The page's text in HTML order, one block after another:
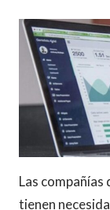
Las compañías
tienen